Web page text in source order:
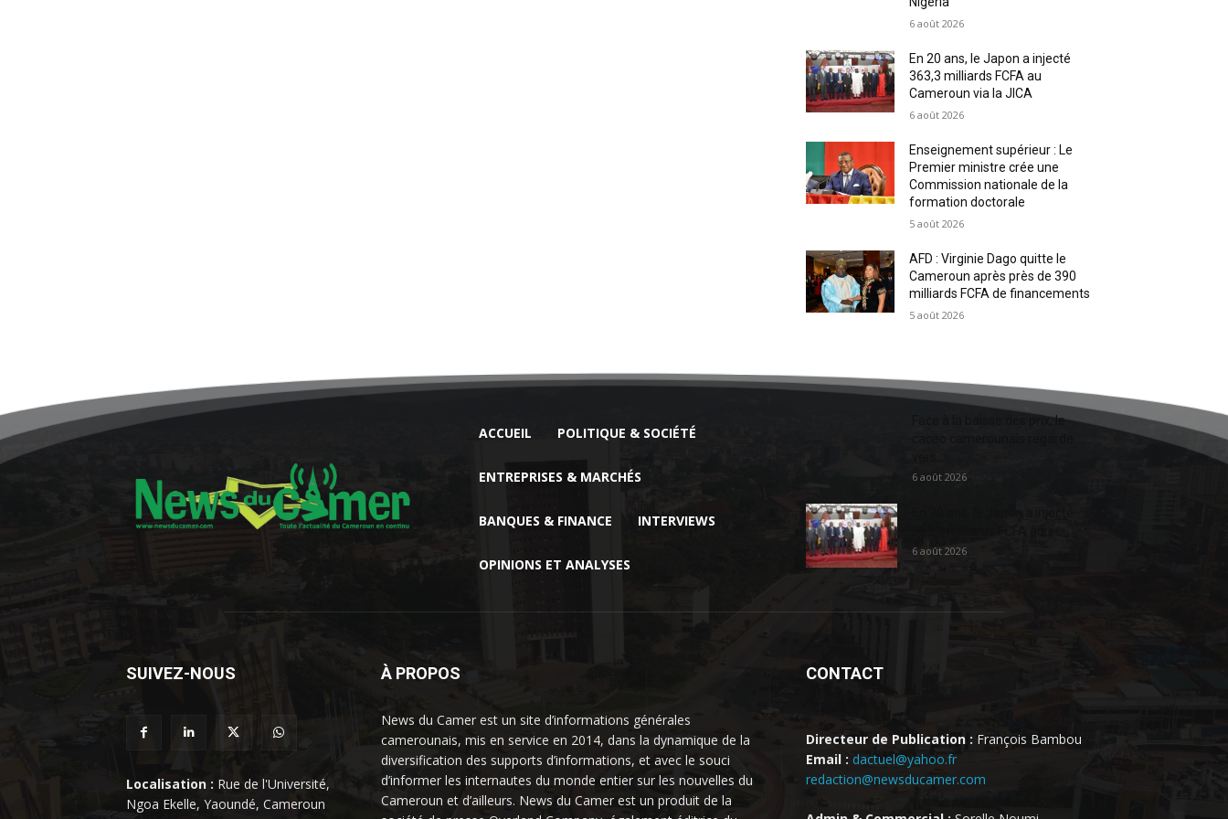
6 août 2026
En 20 ans, le Japon a injecté
363,3 milliards FCFA au
Cameroun via la JICA
6 août 2026
Enseignement supérieur : Le
Premier ministre crée une
Commission nationale de la
formation doctorale
5 août 2026
AFD : Virginie Dago quitte le
Cameroun après près de 390
milliards FCFA de financements
5 août 2026
ACCUEIL POLITIQUE & SOCIÉTÉ
ENTREPRISES & MARCHÉS
BANQUES & FINANCE INTERVIEWS
OPINIONS ET ANALYSES
Face à la baisse des prix, le
6 août 2026
6 août 2026
SUIVEZ-NOUS
Localisation : Rue de l'Université,
Ngoa Ekelle, Yaoundé, Cameroun
À PROPOS
News du Camer est un site d’informations générales
camerounais, mis en service en 2014, dans la dynamique de la
diversification des supports d’informations, et avec le souci
d’informer les internautes du monde entier sur les nouvelles du
Cameroun et d’ailleurs. News du Camer est un produit de la
CONTACT
Directeur de Publication : François Bambou
Email : dactuel@yahoo.fr
redaction@newsducamer.com